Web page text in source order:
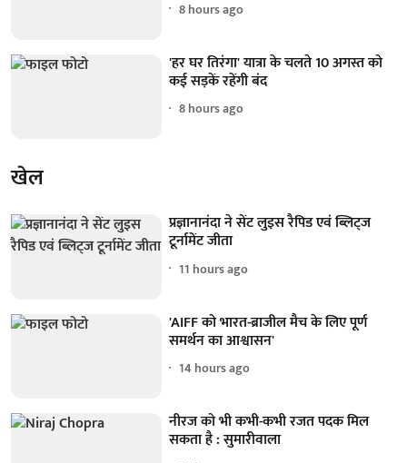
8 hours ago
'हर घर तिरंगा' यात्रा के चलते 10 अगस्त को
कई सड़कें रहेंगी बंद
8 hours ago
खेल
प्रज्ञानानंदा ने सेंट लुइस रैपिड एवं ब्लिट्ज
टूर्नामेंट जीता
11 hours ago
'AIFF को भारत-ब्राजील मैच के लिए पूर्ण
समर्थन का आश्वासन'
14 hours ago
नीरज को भी कभी-कभी रजत पदक मिल
सकता है : सुमारीवाला